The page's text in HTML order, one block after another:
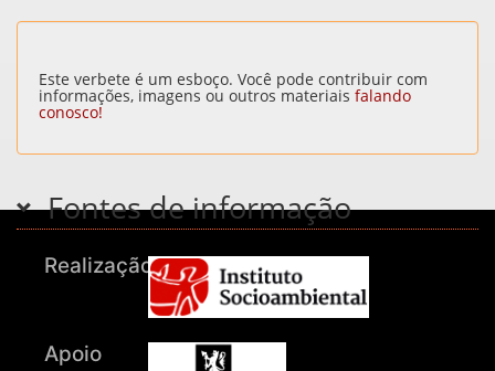
Este verbete é um esboço. Você pode contribuir com
informações, imagens ou outros materiais falando
conosco!
Fontes de informação